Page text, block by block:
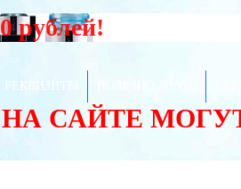
рублей!
РЕКВИЗИТЫ
САЙТЕ